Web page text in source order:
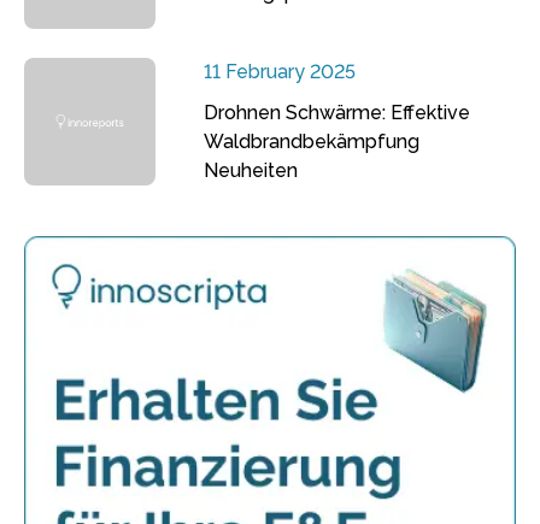
11 February 2025
Drohnen Schwärme: Effektive
Waldbrandbekämpfung
Neuheiten